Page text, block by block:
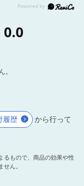
0.0
。
履歴
から行って
るもので、商品の効果や性
ん。